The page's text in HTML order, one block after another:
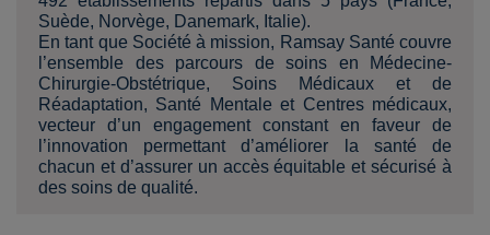
Suède, Norvège, Danemark, Italie).
En tant que Société à mission, Ramsay Santé couvre
l’ensemble des parcours de soins en Médecine-
Chirurgie-Obstétrique, Soins Médicaux et de
Réadaptation, Santé Mentale et Centres médicaux,
vecteur d’un engagement constant en faveur de
l’innovation permettant d’améliorer la santé de
chacun et d’assurer un accès équitable et sécurisé à
des soins de qualité.